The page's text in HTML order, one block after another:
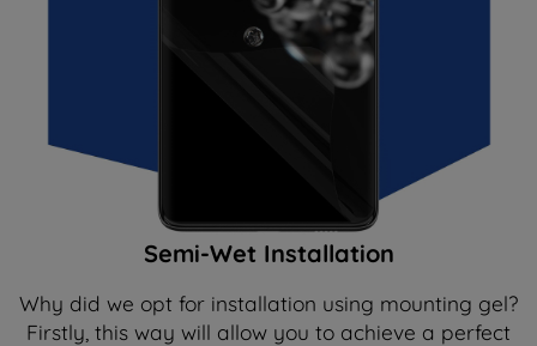
Semi-Wet Installation
Why did we opt for installation using mounting gel?
Firstly, this way will allow you to achieve a perfect